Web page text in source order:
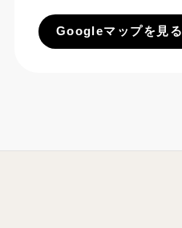
Googleマップを見る